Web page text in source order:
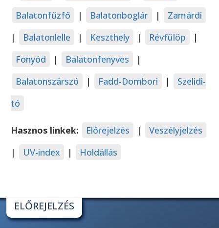
Balatonfűzfő
| Balatonboglár |
Zamárdi
|
Balatonlelle | Keszthely | Révfülöp
|
Fonyód
| Balatonfenyves
|
Balatonszárszó
| Fadd-Dombori |
Szelidi-
tó
Hasznos linkek: Előrejelzés |
Veszélyjelzés
|
UV-index | Holdállás
ELŐREJELZÉS